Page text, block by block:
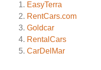
EasyTerra
RentCars.com
Goldcar
RentalCars
CarDelMar